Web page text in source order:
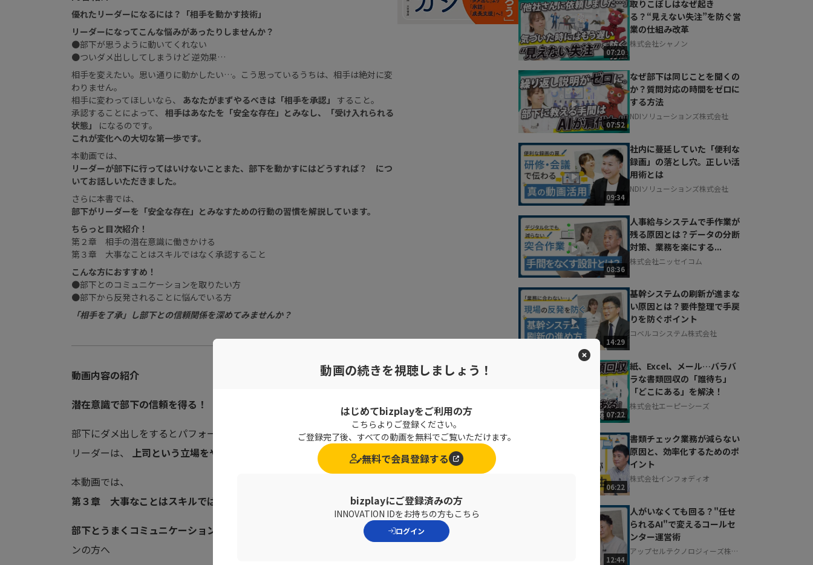
優れたリーダーになるには？「相手を動かす技術」
リーダーになってこんな悩みがあったりしませんか？
●部下が思うように動いてくれない
●ついダメ出ししてしまうけど 逆効果…
相手を変えたい。思い通りに動かしたい…。こう思っているうちは、相手は絶対に変
わりません。
相手に変わってほしいなら、 あなたがまずやるべきは「相手を承認」
すること。
承認することによって、 相手はあなたを「安全な存在」とみなし、「受け入れられる
状態」
になるのです。
これが変化への大切な第一歩です。
本動画では、
リーダーが部下に行ってはいけないことまた、部下を動かすにはどうすれば？ につ
いてお話しいただきました。
さらに本書では、
部下がリーダーを「安全な存在」とみなすための行動の習慣を解説しています。
ちらっと目次紹介！
第２章 相手の潜在意識に働きかける
第３章 大事なことはスキルではなく承認すること
こんな方におすすめ！
●部下とのコミュニケーションを取りたい方
●部下から反発されることに悩んでいる方
「相手を了承」し部下との信頼関係を深めてみませんか？
動画内容の紹介
潜在意識で部下の信頼を得る！
部下にダメ出しをするとパフォーマンスは低下します。
リーダーは、 上司という立場をやめて人と人との関係性をベースに向き合う必要があります。
本動画では、
第３章 大事なことはスキルではなく承認すること について著者自ら解説していただきました。
部下とうまくコミュニケーションが取れない、部下からの信頼関係を築きたいと思うビジネスパーソ
ンの方へ
07:20
取りこぼしはなぜ起き
る？“見えない失注”を防ぐ営
業の仕組み改革
株式会社シャノン
07:52
なぜ部下は同じことを聞くの
か？質問対応の時間をゼロに
する方法
NDIソリューションズ株式会社
09:34
社内に蔓延していた「便利な
録画」の落とし穴。正しい活
用術とは
NDIソリューションズ株式会社
08:36
人事給与システムで手作業が
残る原因とは？データの分断
対策、業務を楽にする...
株式会社ニッセイコム
14:29
基幹システムの刷新が進まな
い原因とは？要件整理で手戻
りを防ぐポイント
コベルコシステム株式会社
07:22
紙、Excel、メール…バラバ
ラな書類回収の「誰待ち」
「どこにある」を解決！
株式会社エーピーシーズ
06:22
書類チェック業務が減らない
原因と、効率化するためのポ
イント
株式会社インフォディオ
12:44
人がいなくても回る？"任せ
られるAI"で変えるコールセ
ンター運営術
アップセルテクノロジィーズ株式
動画の続きを視聴しましょう！
はじめてbizplayをご利用の方
こちらよりご登録ください。
ご登録完了後、すべての動画を無料でご覧いただけます。
無料で会員登録する
bizplayにご登録済みの方
INNOVATION IDをお持ちの方もこちら
ログイン